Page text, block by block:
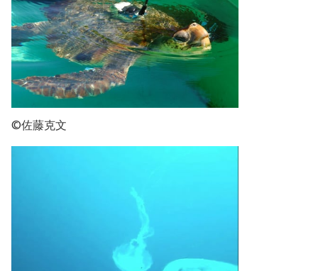
©佐藤克文